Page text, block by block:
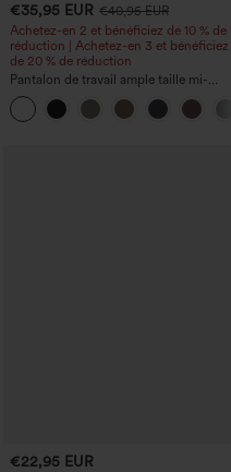
€35,95 EUR €40,95 EUR
Achetez-en 2 et bénéficiez de 10 % de
réduction | Achetez-en 3 et bénéficiez
de 20 % de réduction
Pantalon de travail ample taille mi-
haute, coupe « barrel » (jambe en forme
de tonneau) avec poches
€22,95 EUR